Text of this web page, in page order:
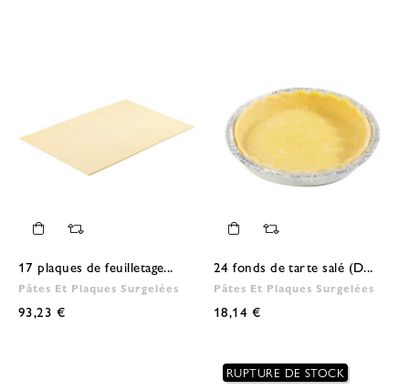
17 plaques de feuilletage...
Pâtes Et Plaques Surgelées
93,23 €
24 fonds de tarte salé (D...
Pâtes Et Plaques Surgelées
18,14 €
RUPTURE DE STOCK